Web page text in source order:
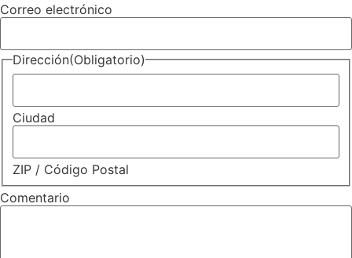
Correo electrónico
Dirección(Obligatorio)
Ciudad
ZIP / Código Postal
Comentario